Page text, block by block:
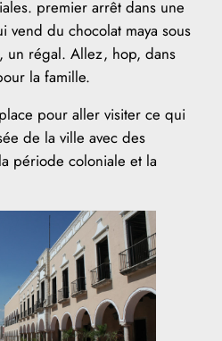
premier arrêt dans une
du chocolat maya sous
un régal. Allez, hop, dans
la famille.
pour aller visiter ce qui
de la ville avec des
période coloniale et la